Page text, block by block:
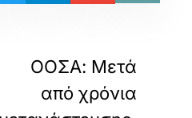
ΟΟΣΑ: Μετά
από χρόνια